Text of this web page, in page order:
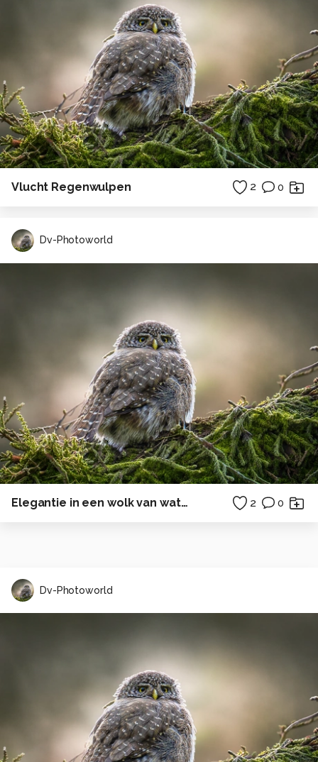
Vlucht Regenwulpen 2 0
Dv-Photoworld
Elegantie in een wolk van waterdruppels 2 0
Dv-Photoworld